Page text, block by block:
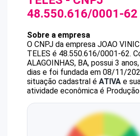
48.550.616/0001-62
Sobre a empresa
O CNPJ da empresa JOAO
TELES é 48.550.616/0001-62.
ALAGOINHAS, BA, possui 3
dias e foi fundada em 08/11/
situação cadastral é ATIVA e
atividade econômica é